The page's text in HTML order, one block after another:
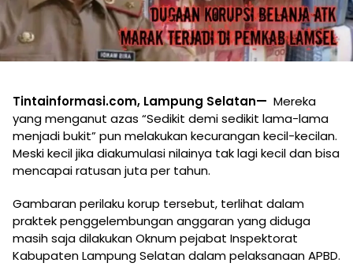
Tintainformasi.com, Lampung Selatan— Mereka
yang menganut azas “Sedikit demi sedikit lama-lama
menjadi bukit” pun melakukan kecurangan kecil-kecilan.
Meski kecil jika diakumulasi nilainya tak lagi kecil dan bisa
mencapai ratusan juta per tahun.
Gambaran perilaku korup tersebut, terlihat dalam
praktek penggelembungan anggaran yang diduga
masih saja dilakukan Oknum pejabat Inspektorat
Kabupaten Lampung Selatan dalam pelaksanaan APBD.